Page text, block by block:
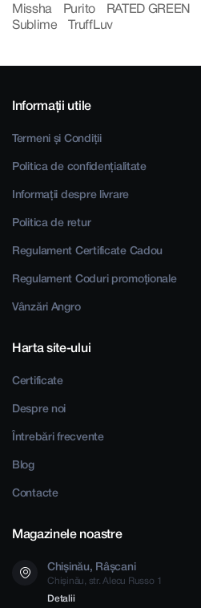
Missha
Purito RATED GREEN
Sublime
TruffLuv
Informații utile
Termeni și Condiții
Politica de confidențialitate
Informații despre livrare
Politica de retur
Regulament Certificate Cadou
Regulament Coduri promoționale
Vânzări Angro
Harta site-ului
Certificate
Despre noi
Întrebări frecvente
Blog
Contacte
Magazinele noastre
Chișinău, Râșcani
Chișinău, str. Alecu Russo 1
Detalii